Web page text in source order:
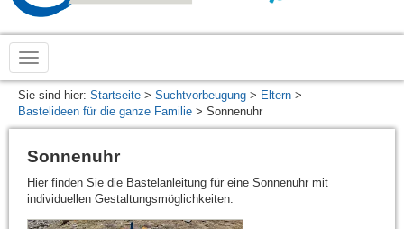
Startseite
www.kinderstarkmachen.de
Sie sind hier: Startseite > Suchtvorbeugung > Eltern >
Bastelideen für die ganze Familie > Sonnenuhr
Sonnenuhr
Hier finden Sie die Bastelanleitung für eine Sonnenuhr mit
individuellen Gestaltungsmöglichkeiten.